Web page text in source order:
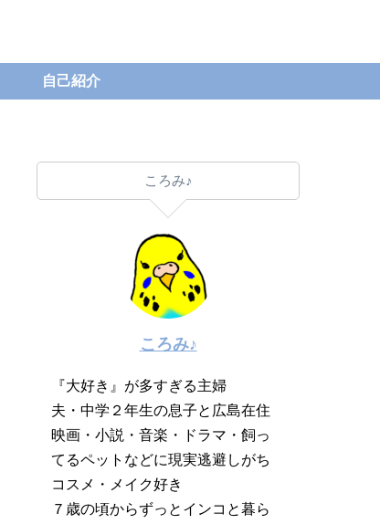
自己紹介
ころみ♪
ころみ♪
『大好き』が多すぎる主婦
夫・中学２年生の息子と広島在住
映画・小説・音楽・ドラマ・飼っ
てるペットなどに現実逃避しがち
コスメ・メイク好き
７歳の頃からずっとインコと暮ら